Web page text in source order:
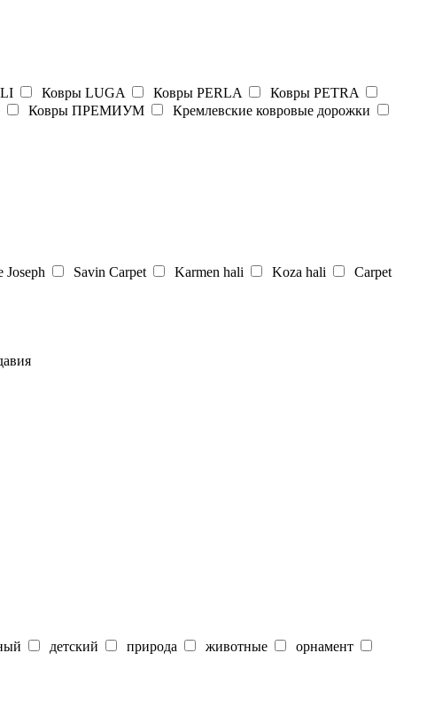
Ковры LUGA Ковры PERLA
Ковры PETRA
Ковры ПРЕМИУМ
Кремлевские ковровые дорожки
Joseph Savin Carpet Karmen hali Koza hali
Carpet
детский природа животные
орнамент